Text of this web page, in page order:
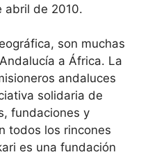
abril de 2010.
son muchas
a África. La
andaluces
solidaria de
fundaciones y
todos los rincones
es una fundación